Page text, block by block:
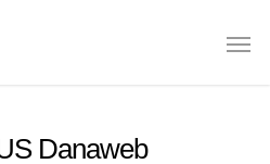
Danaweb